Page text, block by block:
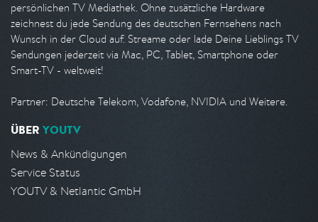
persönlichen TV Mediathek. Ohne zusätzliche Hardware
zeichnest du jede Sendung des deutschen Fernsehens nach
Wunsch in der Cloud auf. Streame oder lade Deine Lieblings TV
Sendungen jederzeit via Mac, PC, Tablet, Smartphone oder
Smart-TV - weltweit!
Partner: Deutsche Telekom, Vodafone, NVIDIA und Weitere.
ÜBER YOUTV
News & Ankündigungen
Service Status
YOUTV & Netlantic GmbH